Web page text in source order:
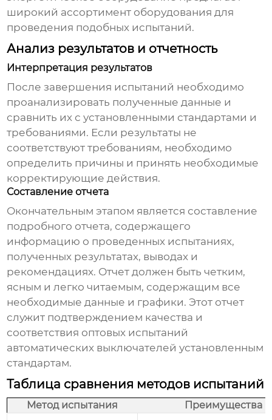
широкий ассортимент оборудования для
проведения подобных испытаний.
Анализ результатов и отчетность
Интерпретация результатов
После завершения испытаний необходимо
проанализировать полученные данные и
сравнить их с установленными стандартами и
требованиями. Если результаты не
соответствуют требованиям, необходимо
определить причины и принять необходимые
корректирующие действия.
Составление отчета
Окончательным этапом является составление
подробного отчета, содержащего
информацию о проведенных испытаниях,
полученных результатах, выводах и
рекомендациях. Отчет должен быть четким,
ясным и легко читаемым, содержащим все
необходимые данные и графики. Этот отчет
служит подтверждением качества и
соответствия оптовых испытаний
автоматических выключателей установленным
стандартам.
Таблица сравнения методов испытаний
Метод испытания Преимущества